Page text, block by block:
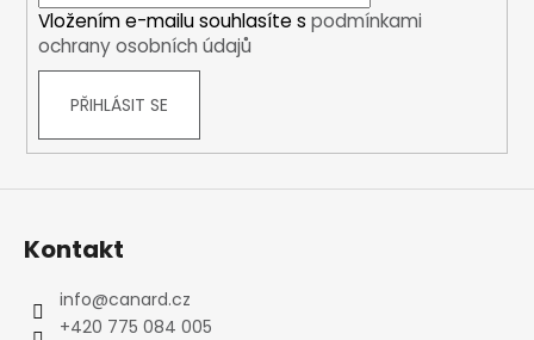
Vložením e-mailu souhlasíte s podmínkami
ochrany osobních údajů
PŘIHLÁSIT SE
Kontakt
info@canard.cz
+420 775 084 005